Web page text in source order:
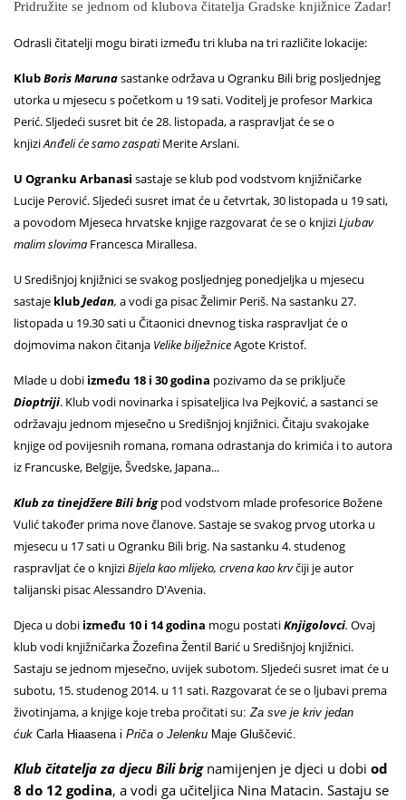
Pridružite se jednom od klubova čitatelja Gradske knjižnice Zadar!
Odrasli čitatelji mogu birati između tri kluba na tri različite lokacije:
KlubBoris Marunasastanke održava u Ogranku Bili brig posljednjeg
utorka u mjesecu s početkom u 19 sati. Voditelj je profesor Markica
Perić. Sljedeći susret bit će 28. listopada, a raspravljat će se o
knjiziAnđeli će samo zaspatiMerite Arslani.
U Ogranku Arbanasi sastaje se klub pod vodstvom knjižničarke
Lucije Perović. Sljedeći susret imat će u četvrtak, 30 listopada u 19 sati,
a povodom Mjeseca hrvatske knjige razgovarat će se o knjiziLjubav
malim slovima Francesca Mirallesa.
U Središnjoj knjižnicise svakog posljednjeg ponedjeljka u mjesecu
sastaje klubJedan, a vodi ga pisac Želimir Periš. Na sastanku 27.
listopada u 19.30 sati u Čitaonici dnevnog tiska raspravljat će o
dojmovima nakon čitanja Velike bilježniceAgote Kristof.
Mlade u dobi između 18 i 30 godina pozivamo da se priključe
Dioptriji. Klub vodi novinarka i spisateljica Iva Pejković, a sastanci se
održavaju jednom mjesečno u Središnjoj knjižnici. Čitaju svakojake
knjige od povijesnih romana, romana odrastanja do krimića i to autora
iz Francuske, Belgije, Švedske, Japana...
Klub za tinejdžere Bili brig pod vodstvom mlade profesorice Božene
Vulić također prima nove članove. Sastaje se svakog prvog utorka u
mjesecu u 17 sati u Ogranku Bili brig. Na sastanku 4. studenog
raspravljat će o knjiziBijela kao mlijeko, crvena kao krvčiji je autor
talijanski pisac Alessandro D'Avenia.
Djeca u dobi između 10 i 14 godina mogu postatiKnjigolovci. Ovaj
klub vodi knjižničarka Žozefina Žentil Barić u Središnjoj knjižnici.
Sastaju se jednom mjesečno, uvijek subotom. Sljedeći susret imat će u
subotu, 15. studenog 2014. u 11 sati. Razgovarat će se o ljubavi prema
životinjama, a knjige koje treba pročitati su: Za sve je kriv jedan
ćuk Carla Hiaasena i Priča o Jelenku Maje Gluščević.
Klub čitatelja za djecu Bili brignamijenjen je djeci u dobi od
8 do 12 godina, a vodi ga učiteljica Nina Matacin. Sastaju se